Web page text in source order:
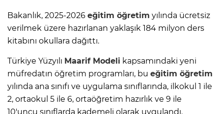
Bakanlık, 2025-2026 eğitim öğretim yılında ücretsiz
verilmek üzere hazırlanan yaklaşık 184 milyon ders
kitabını okullara dağıttı.
Türkiye Yüzyılı Maarif Modeli kapsamındaki yeni
müfredatın öğretim programları, bu eğitim öğretim
yılında ana sınıfı ve uygulama sınıflarında, ilkokul 1 ile
2, ortaokul 5 ile 6, ortaöğretim hazırlık ve 9 ile
10'uncu sınıflarda kademeli olarak uygulandı.